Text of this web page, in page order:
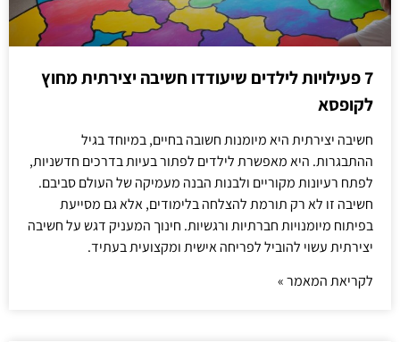
7 פעילויות לילדים שיעודדו חשיבה יצירתית מחוץ
לקופסא
חשיבה יצירתית היא מיומנות חשובה בחיים, במיוחד בגיל
ההתבגרות. היא מאפשרת לילדים לפתור בעיות בדרכים חדשניות,
לפתח רעיונות מקוריים ולבנות הבנה מעמיקה של העולם סביבם.
חשיבה זו לא רק תורמת להצלחה בלימודים, אלא גם מסייעת
בפיתוח מיומנויות חברתיות ורגשיות. חינוך המעניק דגש על חשיבה
יצירתית עשוי להוביל לפריחה אישית ומקצועית בעתיד.
לקריאת המאמר »